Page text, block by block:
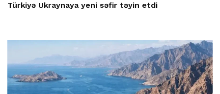
Türkiyə Ukraynaya yeni səfir təyin etdi